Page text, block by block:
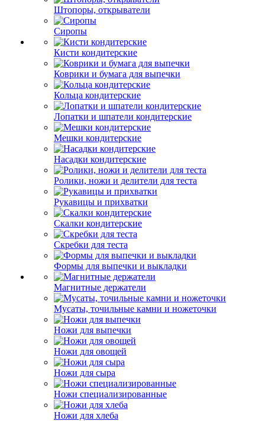
Штопоры, открыватели
Сиропы
Кисти кондитерские
Коврики и бумага для выпечки
Кольца кондитерские
Лопатки и шпатели кондитерские
Мешки кондитерские
Насадки кондитерские
Ролики, ножи и делители для теста
Рукавицы и прихватки
Скалки кондитерские
Скребки для теста
Формы для выпечки и выкладки
Магнитные держатели
Мусаты, точильные камни и ножеточки
Ножи для выпечки
Ножи для овощей
Ножи для сыра
Ножи специализированные
Ножи для хлеба